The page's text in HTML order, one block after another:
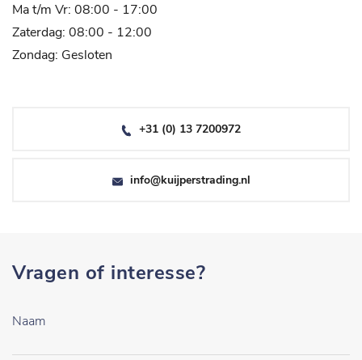
Ma t/m Vr: 08:00 - 17:00
Zaterdag: 08:00 - 12:00
Zondag: Gesloten
+31 (0) 13 7200972
info@kuijperstrading.nl
Vragen of interesse?